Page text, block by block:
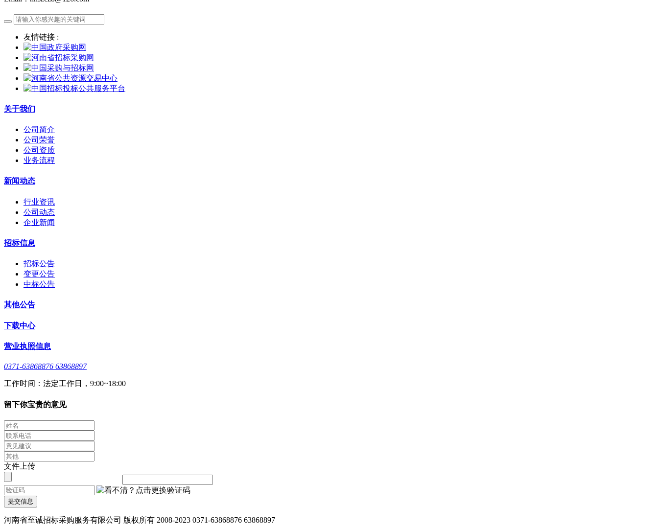
友情链接 :
关于我们
公司简介
公司荣誉
公司资质
业务流程
新闻动态
行业资讯
公司动态
企业新闻
招标信息
招标公告
变更公告
中标公告
其他公告
下载中心
营业执照信息
0371-63868876 63868897
工作时间：法定工作日，9:00~18:00
留下你宝贵的意见
文件上传
提交信息
河南省至诚招标采购服务有限公司 版权所有 2008-2023 0371-63868876 63868897